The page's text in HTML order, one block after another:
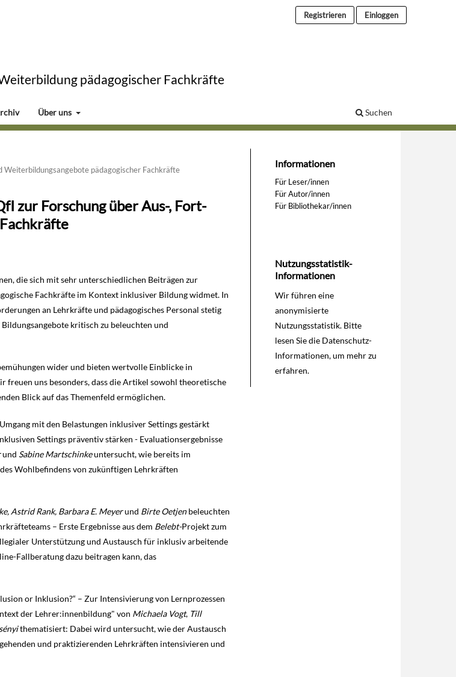
pädagogischer Fachkräfte
Über uns Suchen
Registrieren Einloggen
Weiterbildungsangebote pädagogischer Fachkräfte
zur Forschung über Aus-, Fort-
die sich mit sehr unterschiedlichen Beiträgen zur
Fachkräfte im Kontext inklusiver Bildung widmet. In
an Lehrkräfte und pädagogisches Personal stetig
kritisch zu beleuchten und
wider und bieten wertvolle Einblicke in
uns besonders, dass die Artikel sowohl theoretische
Blick auf das Themenfeld ermöglichen.
mit den Belastungen inklusiver Settings gestärkt
Settings präventiv stärken - Evaluationsergebnisse
und Sabine Martschinkeuntersucht, wie bereits im
Wohlbefindens von zukünftigen Lehrkräften
Astrid Rank, Barbara E. Meyerund Birte Oetjenbeleuchten
– Erste Ergebnisse aus dem Belebt-Projekt zum
Unterstützung und Austausch für inklusiv arbeitende
Fallberatung dazu beitragen kann, das
or Inklusion?“ – Zur Intensivierung von Lernprozessen
der Lehrer:innenbildung" von Michaela Vogt, Till
thematisiert: Dabei wird untersucht, wie der Austausch
und praktizierenden Lehrkräften intensivieren und
Nutzungsstatistik-
Informationen
Wir führen eine
anonymisierte
Nutzungsstatistik. Bitte
lesen Sie die Datenschutz-
Informationen, um mehr zu
erfahren.
Informationen
Für Leser/innen
Für Autor/innen
Für Bibliothekar/innen